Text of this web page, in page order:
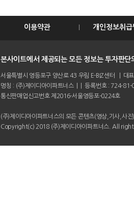
이용약관 개인정보취급
본사이트에서 제공되는 모든 정보는 투자판
서울특별시 영등포구 양산로 43 우림 E-BIZ센터 |
명칭 : (주)제이디아이파트너스 | | 등록번호 : 724-
통신판매업신고번호 제2016-서울영등포-0224호
(주)제이디아이파트너스의 모든 콘텐츠(영상,기사,사
Copyright(c) 2018 (주)제이디아이파트너스. All